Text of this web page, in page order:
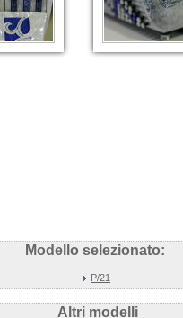
Modello selezionato:
P/21
Altri modelli